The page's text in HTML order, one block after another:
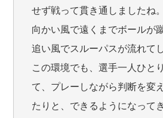
せず戦って貫き通しましたね。
向かい風で遠くまでボールが
追い風でスルーパスが流れて
この環境でも、選手一人ひと
て、プレーしながら判断を変
たりと、できるようになって